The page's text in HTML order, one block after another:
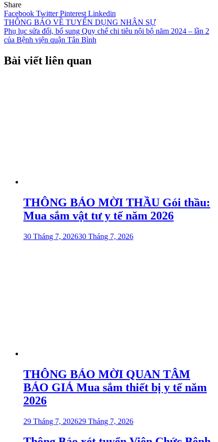
Share
Facebook TwitterPinterest Linkedin
Điều
hướng
viết
THÔNG BÁO VỀ TUYỂN DỤNG NHÂN SỰ
Phụ lục sửa đổi, bổ sung Quy chế chi tiêu nội bộ năm 2024 – lần 2
của Bệnh viện quận Tân Bình
Bài viết liên quan
THÔNG BÁO MỜI THẦU Gói thầu:
Mua sắm vật tư y tế năm 2026
30 Tháng 7, 202630 Tháng 7, 2026
THÔNG BÁO MỜI QUAN TÂM
BÁO GIÁ Mua sắm thiết bị y tế năm
2026
29 Tháng 7, 202629 Tháng 7, 2026